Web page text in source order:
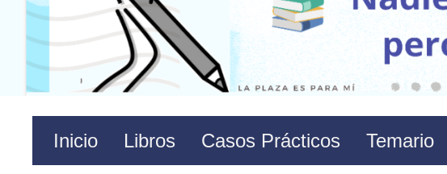
Inicio Libros Casos Prácticos Temario